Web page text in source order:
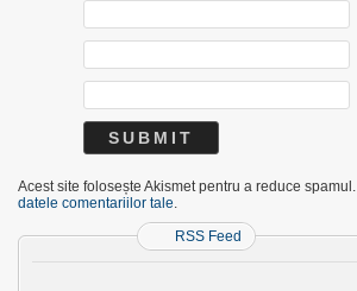
Acest site folosește Akismet pentru a reduce spamul.
datele comentariilor tale.
RSS Feed